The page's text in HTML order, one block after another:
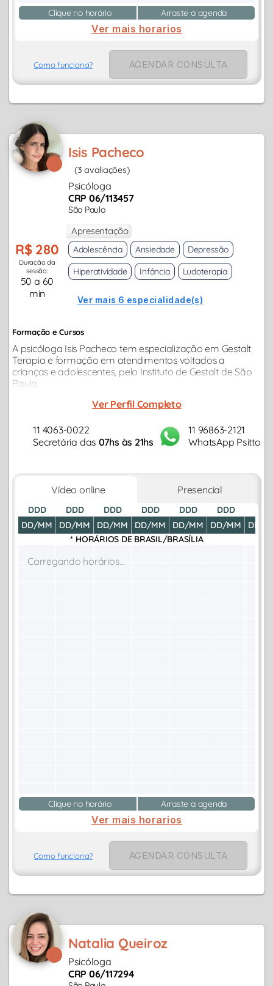
Clique no horário Arraste a agenda
Ver mais horarios
Como funciona? AGENDAR CONSULTA
Isis Pacheco
(3 avaliações)
Psicóloga
CRP 06/113457
São Paulo
Apresentação
R$ 280
Duração da
sessão:
50 a 60
min
Adolescência Ansiedade
Depressão
Hiperatividade
Infância Ludoterapia
Ver mais 6 especialidade(s)
Formação e Cursos
A psicóloga Isis Pacheco tem especialização em Gestalt
Terapia e formação em atendimentos voltados a
crianças e adolescentes, pelo Instituto de Gestalt de São
Paulo.
Ver Perfil Completo
11 4063-0022
Secretária das 07hs às 21hs
11 96863-2121
WhatsApp Psitto
Vídeo online Presencial
DDD
DD/MM
DDD
DD/MM
DDD
DD/MM
DDD
DD/MM
DDD
DD/MM
DDD
DD/MM
DD/
* HORÁRIOS DE BRASIL/BRASÍLIA
Carregando horários...
Clique no horário Arraste a agenda
Ver mais horarios
Como funciona? AGENDAR CONSULTA
Natalia Queiroz
Psicóloga
CRP 06/117294